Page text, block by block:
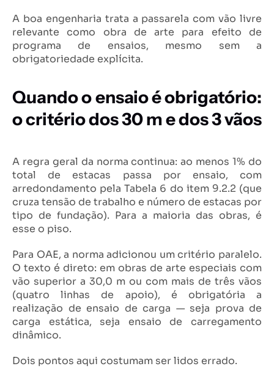
A boa engenharia trata a passarela com vão livre
relevante como obra de arte para efeito de
programa de ensaios, mesmo sem a
obrigatoriedade explícita.
Quando o ensaio é obrigatório:
o critério dos 30 m e dos 3 vãos
A regra geral da norma continua: ao menos 1% do
total de estacas passa por ensaio, com
arredondamento pela Tabela 6 do item 9.2.2 (que
cruza tensão de trabalho e número de estacas por
tipo de fundação). Para a maioria das obras, é
esse o piso.
Para OAE, a norma adicionou um critério paralelo.
O texto é direto: em obras de arte especiais com
vão superior a 30,0 m ou com mais de três vãos
(quatro linhas de apoio), é obrigatória a
realização de ensaio de carga — seja prova de
carga estática, seja ensaio de carregamento
dinâmico.
Dois pontos aqui costumam ser lidos errado.